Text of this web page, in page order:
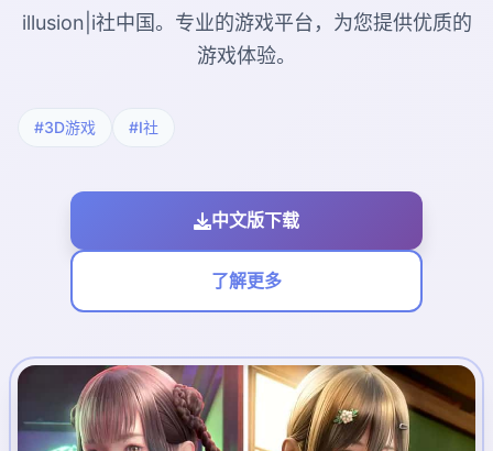
illusion|i社中国。专业的游戏平台，为您提供优质的
游戏体验。
#3D游戏 #I社
中文版下载
了解更多